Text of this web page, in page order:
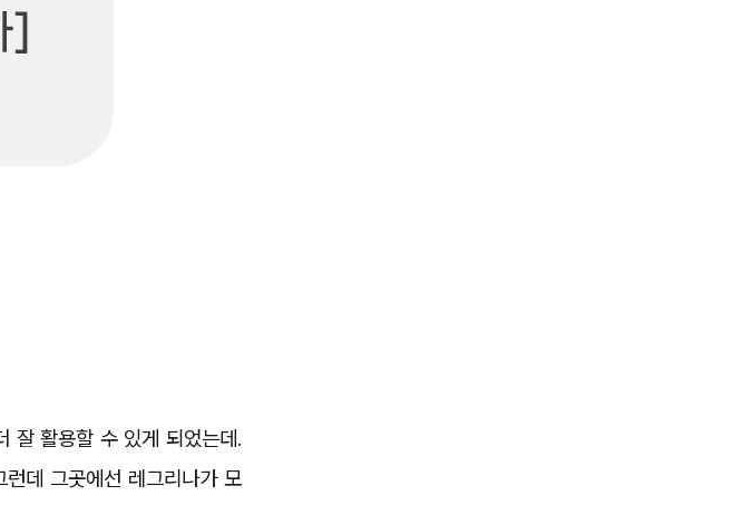
잘 활용할 수 있게 되었는데.
데 그곳에선 레그리나가 모